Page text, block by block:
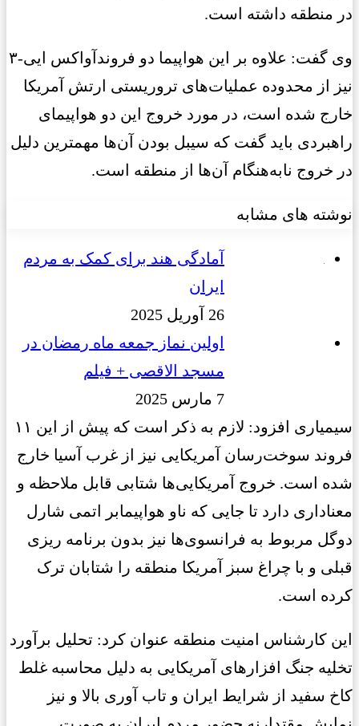
در منطقه داشته است.
وی گفت: علاوه بر این هواپیما دو فروندآواکس ایی-۳
نیز از محدوده عملیات‌های تروریستی ارتش آمریکا
خارج شده است، در مورد خروج این دو هواپیمای
راهبردی باید گفت که سیبل بودن آن‌ها مهمترین دلیل
در خروج نابه‌هنگام آن‌ها از منطقه است.
نوشته های مشابه
آمادگی هند برای کمک به مردم
ایران
26 آوریل 2025
اولین نماز جمعه ماه رمضان در
مسجد الاقصی + فیلم
7 مارس 2025
سیمیاری افزود: لازم به ذکر است که پیش از این ۱۱
فروند سوخت‌رسان آمریکایی نیز از غرب آسیا خارج
شده است. خروج آمریکایی‌ها شتابی قابل ملاحظه و
معناداری دارد تا جایی که ناو هواپیمابر اتمی شارل
دوگل مربوط به فرانسوی‌ها نیز بدون برنامه ریزی
قبلی و با چراغ سبز آمریکا منطقه را شتابان ترک
کرده است.
این کارشناس امنیت منطقه عنوان کرد: تحلیل برآورد
تخلیه جنگ افزارهای آمریکایی به دلیل محاسبه غلط
کاخ سفید از شرایط ایران و تاب آوری بالا و نیز